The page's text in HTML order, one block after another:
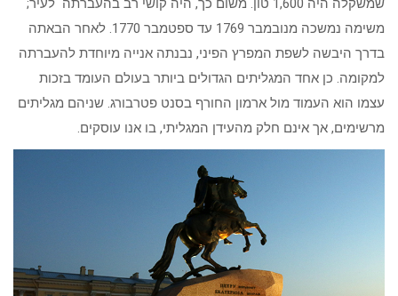
שמשקלה היה 1,600 טון. משום כך, היה קושי רב בהעברתה לעיר;
משימה נמשכה מנובמבר 1769 עד ספטמבר 1770. לאחר הבאתה
בדרך היבשה לשפת המפרץ הפיני, נבנתה אנייה מיוחדת להעברתה
למקומה. כן אחד המגליתים הגדולים ביותר בעולם העומד בזכות
עצמו הוא העמוד מול ארמון החורף בסנט פטרבורג. שניהם מגליתים
מרשימים, אך אינם חלק מהעידן המגליתי, בו אנו עוסקים.